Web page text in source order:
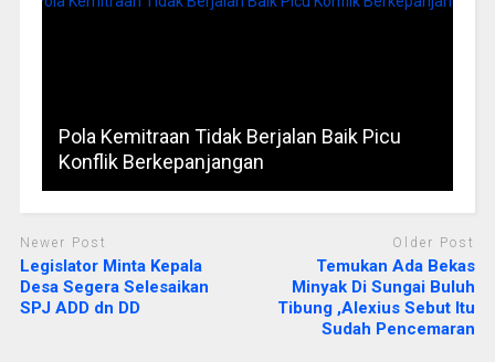
Pola Kemitraan Tidak Berjalan Baik Picu
Konflik Berkepanjangan
Newer Post
Legislator Minta Kepala
Desa Segera Selesaikan
SPJ ADD dn DD
Older Post
Temukan Ada Bekas
Minyak Di Sungai Buluh
Tibung ,Alexius Sebut Itu
Sudah Pencemaran